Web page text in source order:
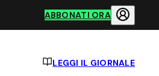
ABBONATI ORA
LEGGI IL GIORNALE